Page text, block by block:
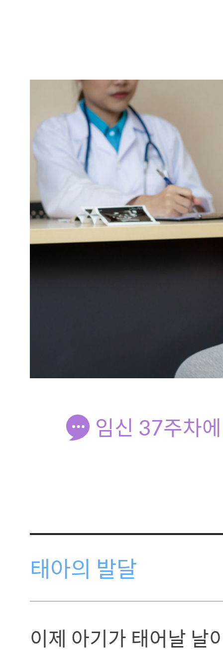
임신 37주차
태아의 발달
이제 아기가 태어날 날